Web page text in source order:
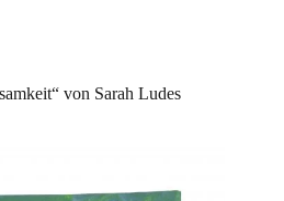
von Sarah Ludes